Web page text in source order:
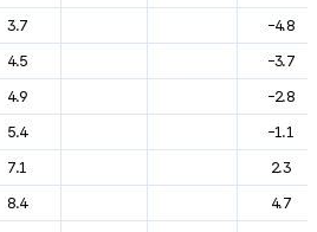
3.7
-4.8
4.5
-3.7
4.9
-2.8
5.4
-1.1
7.1
2.3
8.4
4.7